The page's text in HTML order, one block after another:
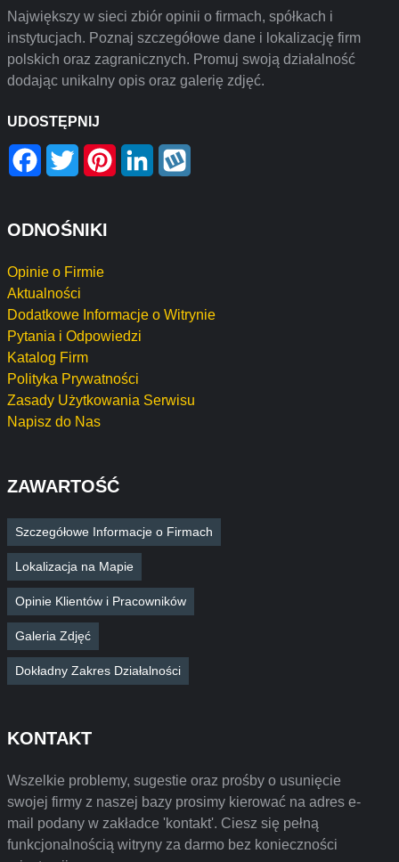
Największy w sieci zbiór opinii o firmach, spółkach i
instytucjach. Poznaj szczegółowe dane i lokalizację firm
polskich oraz zagranicznych. Promuj swoją działalność
dodając unikalny opis oraz galerię zdjęć.
UDOSTĘPNIJ
Facebook
Twitter PinterestLinkedIn
ODNOŚNIKI
Opinie o Firmie
Aktualności
Dodatkowe Informacje o Witrynie
Pytania i Odpowiedzi
Katalog Firm
Polityka Prywatności
Zasady Użytkowania Serwisu
Napisz do Nas
ZAWARTOŚĆ
Szczegółowe Informacje o Firmach
Lokalizacja na Mapie
Opinie Klientów i Pracowników
Galeria Zdjęć
Dokładny Zakres Działalności
KONTAKT
Wszelkie problemy, sugestie oraz prośby o usunięcie
swojej firmy z naszej bazy prosimy kierować na adres e-
mail podany w zakładce 'kontakt'. Ciesz się pełną
funkcjonalnością witryny za darmo bez konieczności